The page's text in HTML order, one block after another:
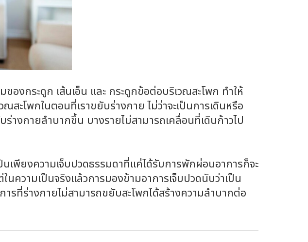
ของกระดูก เส้นเอ็น และ กระดูกข้อต่อบริเวณสะโพก ทำให้
สะโพกในตอนที่เราขยับร่างกาย ไม่ว่าจะเป็นการเดินหรือ
างกายลำบากขึ้น บางรายไม่สามารถเคลื่อนที่เดินก้าวไป
เพียงความเจ็บปวดธรรมดาที่แค่ได้รับการพักผ่อนอาการก็จะ
ความเป็นจริงแล้วการมองข้ามอาการเจ็บปวดนับว่าเป็น
ที่ร่างกายไม่สามารถขยับสะโพกได้สร้างความลำบากต่อ